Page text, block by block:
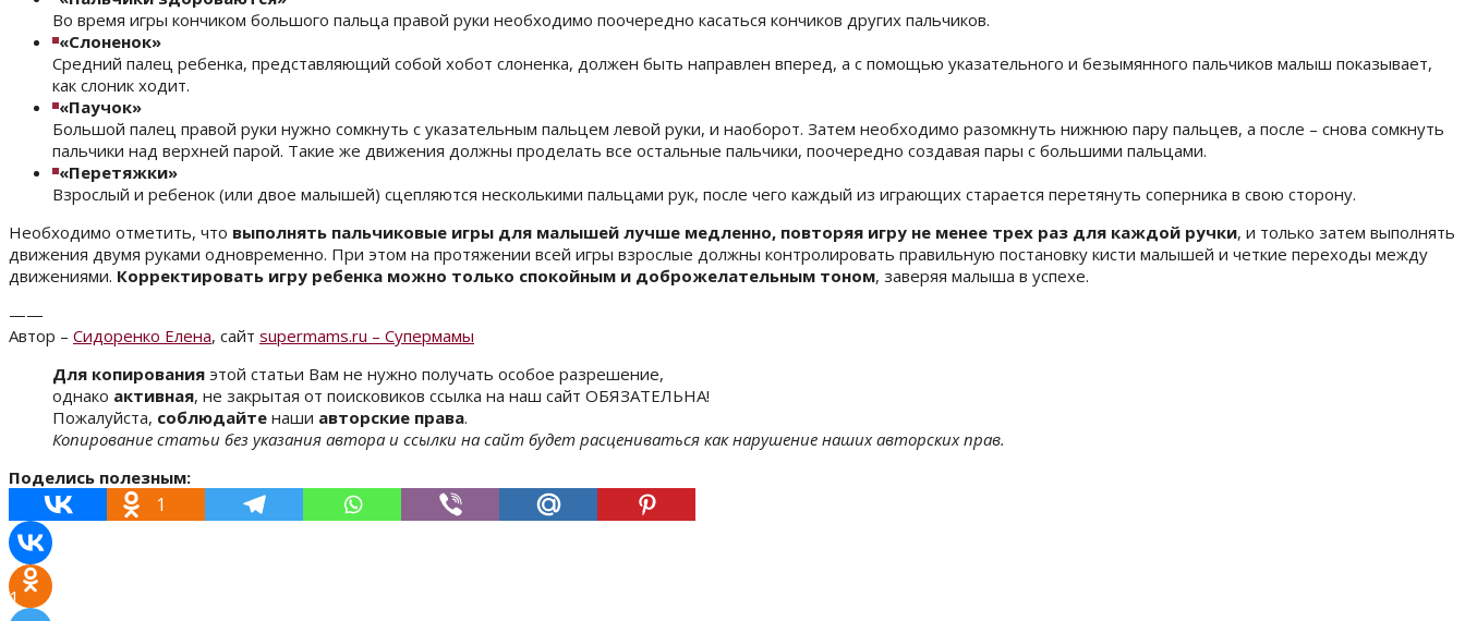
Во время игры кончиком большого пальца правой руки необходимо поочередно касаться кончиков других пальчиков.
«Слоненок»
Средний палец ребенка, представляющий собой хобот слоненка, должен быть направлен вперед, а с помощью указательного и безымянного пальчиков малыш показывает,
как слоник ходит.
«Паучок»
Большой палец правой руки нужно сомкнуть с указательным пальцем левой руки, и наоборот. Затем необходимо разомкнуть нижнюю пару пальцев, а после – снова сомкнуть
пальчики над верхней парой. Такие же движения должны проделать все остальные пальчики, поочередно создавая пары с большими пальцами.
«Перетяжки»
Взрослый и ребенок (или двое малышей) сцепляются несколькими пальцами рук, после чего каждый из играющих старается перетянуть соперника в свою сторону.
Необходимо отметить, что выполнять пальчиковые игры для малышей лучше медленно, повторяя игру не менее трех раз для каждой ручки, и только затем выполнять
движения двумя руками одновременно. При этом на протяжении всей игры взрослые должны контролировать правильную постановку кисти малышей и четкие переходы между
движениями. Корректировать игру ребенка можно только спокойным и доброжелательным тоном, заверяя малыша в успехе.
——
Автор – Сидоренко Елена, сайт supermams.ru – Супермамы
Для копирования этой статьи Вам не нужно получать особое разрешение,
однако активная, не закрытая от поисковиков ссылка на наш сайт ОБЯЗАТЕЛЬНА!
Пожалуйста, соблюдайте наши авторские права.
Копирование статьи без указания автора и ссылки на сайт будет расцениваться как нарушение наших авторских прав.
Поделись полезным:
1
1